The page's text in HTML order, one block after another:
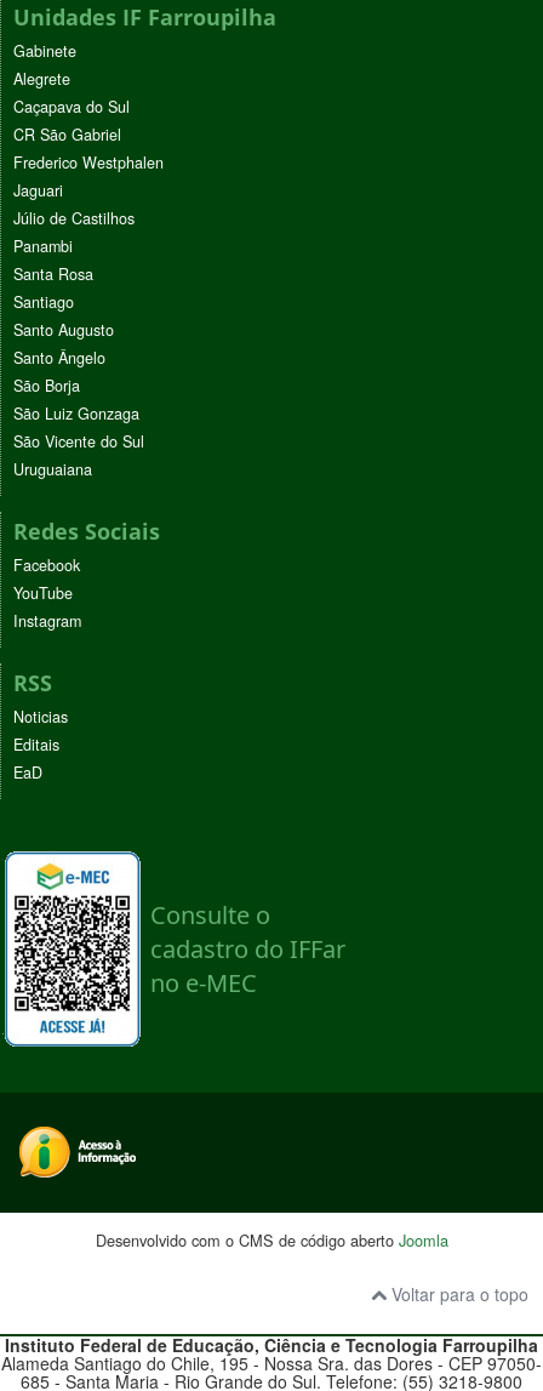
Unidades IF Farroupilha
Gabinete
Alegrete
Caçapava do Sul
CR São Gabriel
Frederico Westphalen
Jaguari
Júlio de Castilhos
Panambi
Santa Rosa
Santiago
Santo Augusto
Santo Ângelo
São Borja
São Luiz Gonzaga
São Vicente do Sul
Uruguaiana
Redes Sociais
Facebook
YouTube
Instagram
RSS
Noticias
Editais
EaD
Desenvolvido com o CMS de código aberto Joomla
Voltar para o topo
Instituto Federal de Educação, Ciência e TecnologiaFarroupilha
Alameda Santiago do Chile, 195 - Nossa Sra. das Dores - CEP 97050-
685 - Santa Maria - Rio Grande do Sul. Telefone: (55) 3218-9800